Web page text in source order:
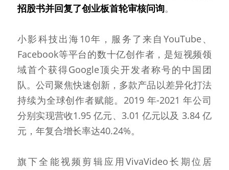
招股书并回复了创业板首轮审核问询。
小影科技出海10年，服务了来自YouTube、
Facebook等平台的数十亿创作者，是短视频领
域首个获得Google顶尖开发者称号的中国团
队。公司聚焦快速创新，多款产品以差异化打法
持续为全球创作者赋能。2019 年-2021 年公司
分别实现营收1.95 亿元、3.01 亿元以及 3.84 亿
元，年复合增长率达40.24%。
旗下全能视频剪辑应用VivaVideo长期位居